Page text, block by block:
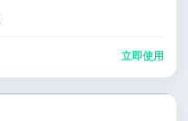
立即使用